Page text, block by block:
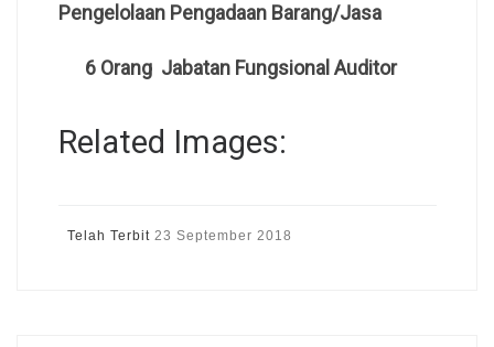
Pengelolaan Pengadaan Barang/Jasa
6 Orang Jabatan Fungsional Auditor
Related Images:
Telah Terbit 23 September 2018